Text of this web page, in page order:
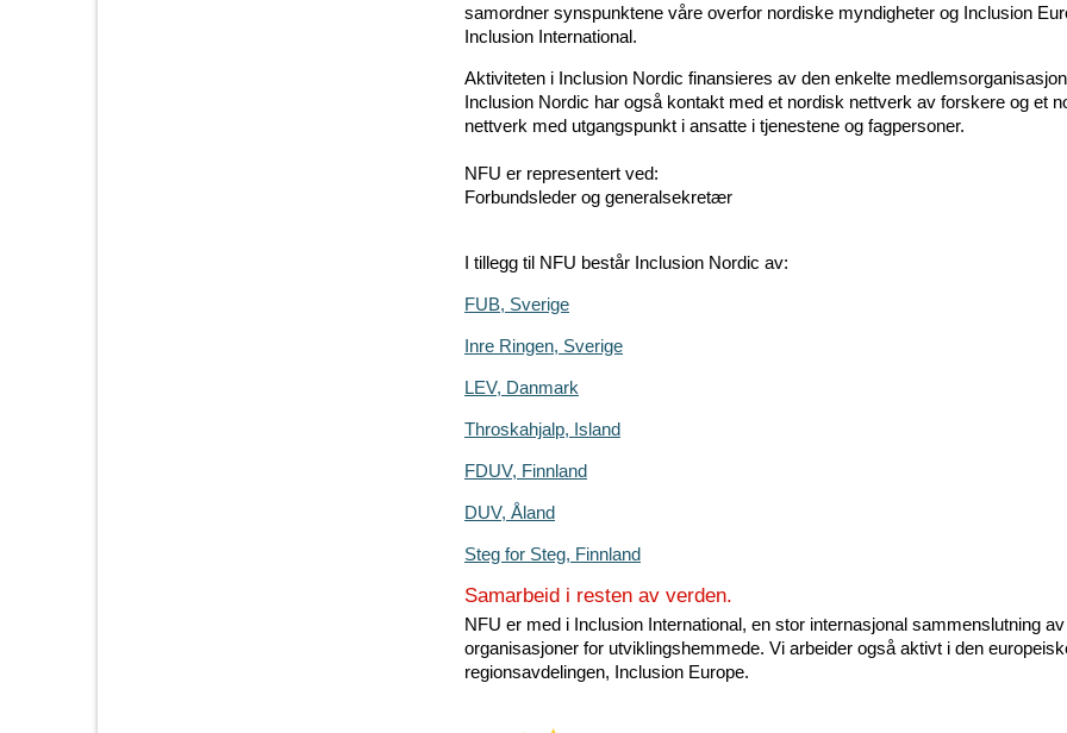
samordner synspunktene våre overfor nordiske myndigheter og Inclusion
Inclusion International.
Aktiviteten i Inclusion Nordic finansieres av den enkelte
Inclusion Nordic har også kontakt med et nordisk nettverk av forskere og et
nettverk med utgangspunkt i ansatte i tjenestene og fagpersoner.
NFU er representert ved:
Forbundsleder og generalsekretær
I tillegg til NFU består Inclusion Nordic av:
FUB, Sverige
Inre Ringen, Sverige
LEV, Danmark
Throskahjalp, Island
FDUV, Finnland
DUV, Åland
Steg for Steg, Finnland
Samarbeid i resten av verden.
NFU er med i Inclusion International, en stor internasjonal sammenslutning av
organisasjoner for utviklingshemmede. Vi arbeider også aktivt i den
regionsavdelingen, Inclusion Europe.